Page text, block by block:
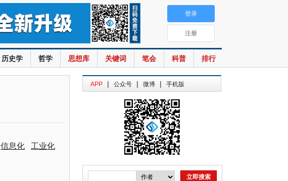
历史学 哲学 思想库 关键词 笔会 科普 排行
登录
注册
信息化 工业化
APP | 公众号 | 微博 | 手机版